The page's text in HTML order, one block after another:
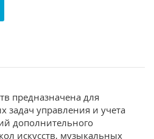
предназначена для
задач управления и учета
дополнительного
искусств, музыкальных